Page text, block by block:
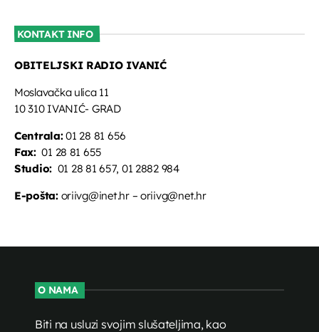
KONTAKT INFO
OBITELJSKI RADIO IVANIĆ
Moslavačka ulica 11
10 310 IVANIĆ- GRAD
Centrala:01 28 81 656
Fax:01 28 81 655
Studio: 01 28 81 657, 01 2882 984
E-pošta:oriivg@inet.hr – oriivg@net.hr
O NAMA
Biti na usluzi svojim slušateljima, kao